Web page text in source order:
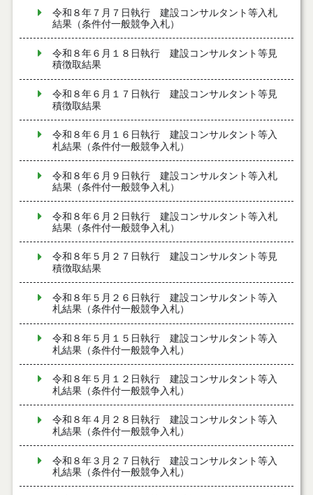
令和８年７月７日執行 建設コンサルタント等入札
結果（条件付一般競争入札）
令和８年６月１８日執行 建設コンサルタント等見
積徴取結果
令和８年６月１７日執行 建設コンサルタント等見
積徴取結果
令和８年６月１６日執行 建設コンサルタント等入
札結果（条件付一般競争入札）
令和８年６月９日執行 建設コンサルタント等入札
結果（条件付一般競争入札）
令和８年６月２日執行 建設コンサルタント等入札
結果（条件付一般競争入札）
令和８年５月２７日執行 建設コンサルタント等見
積徴取結果
令和８年５月２６日執行 建設コンサルタント等入
札結果（条件付一般競争入札）
令和８年５月１５日執行 建設コンサルタント等入
札結果（条件付一般競争入札）
令和８年５月１２日執行 建設コンサルタント等入
札結果（条件付一般競争入札）
令和８年４月２８日執行 建設コンサルタント等入
札結果（条件付一般競争入札）
令和８年３月２７日執行 建設コンサルタント等入
札結果（条件付一般競争入札）